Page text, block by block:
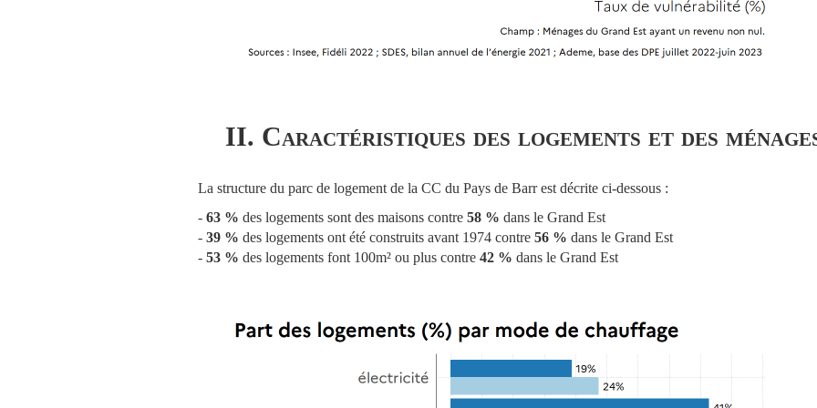
II. Caractéristiques des logements et des
La structure du parc de logement de la CC du Pays de Barr est décrite ci-dessous :
- 63 % des logements sont des maisons contre 58 % dans le Grand Est
- 39 % des logements ont été construits avant 1974 contre 56 % dans le Grand Est
- 53 % des logements font 100m² ou plus contre 42 % dans le Grand Est